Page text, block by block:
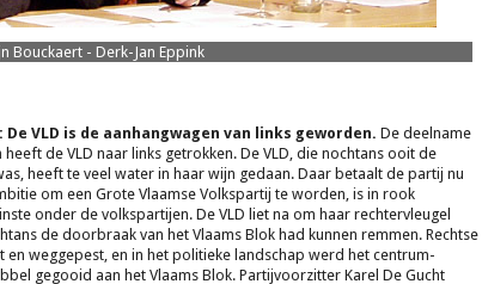
Bouckaert - Derk-Jan Eppink
VLD is de aanhangwagen van links geworden. De deelname
de VLD naar links getrokken. De VLD, die nochtans ooit de
heeft te veel water in haar wijn gedaan. Daar betaalt de partij nu
om een Grote Vlaamse Volkspartij te worden, is in rook
onder de volkspartijen. De VLD liet na om haar rechtervleugel
de doorbraak van het Vlaams Blok had kunnen remmen. Rechtse
en weggepest, en in het politieke landschap werd het centrum-
gegooid aan het Vlaams Blok. Partijvoorzitter Karel De Gucht